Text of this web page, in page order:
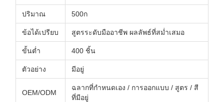
ปริมาณ 500ก
ข้อได้เปรียบ สูตรระดับมืออาชีพ ผลลัพธ์ที่สม่ำเสมอ
ขั้นต่ำ 400 ชิ้น
ตัวอย่าง มีอยู่
OEM/ODM
ฉลากที่กำหนดเอง / การออกแบบ / สูตร / สี
ที่มีอยู่